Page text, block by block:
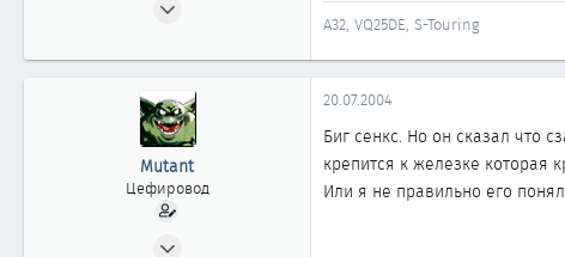
3
A32, VQ25DE, S-Touring
Mutant
Цефировод
20.07.2004
Биг сенкс. Но он сказал что
крепится к железке которая
Или я не правильно его